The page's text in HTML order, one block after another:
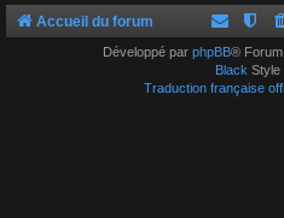
Accueil du forum
Développé par phpBB® Forum
Black Style
Traduction française